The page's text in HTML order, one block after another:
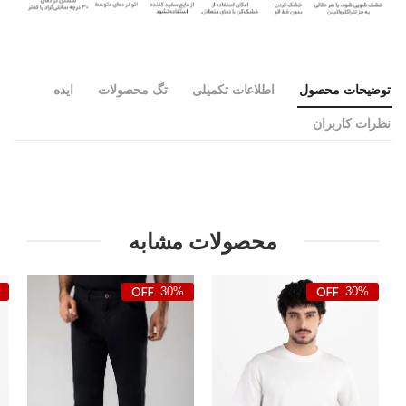
توضیحات محصول اطلاعات تکمیلی تگ محصولات ایده
نظرات کاربران
محصولات مشابه
30%
30%